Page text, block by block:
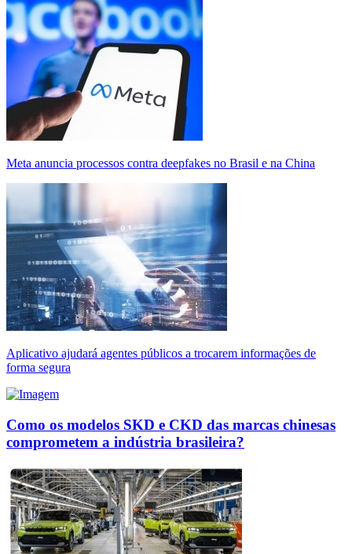
Meta anuncia processos contra deepfakes no Brasil e na China
Aplicativo ajudará agentes públicos a trocarem informações de
forma segura
Como os modelos SKD e CKD das marcas chinesas
comprometem a indústria brasileira?